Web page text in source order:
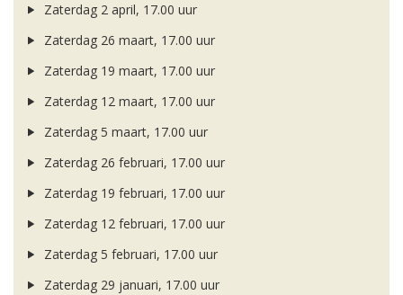
Zaterdag 2 april, 17.00 uur
Zaterdag 26 maart, 17.00 uur
Zaterdag 19 maart, 17.00 uur
Zaterdag 12 maart, 17.00 uur
Zaterdag 5 maart, 17.00 uur
Zaterdag 26 februari, 17.00 uur
Zaterdag 19 februari, 17.00 uur
Zaterdag 12 februari, 17.00 uur
Zaterdag 5 februari, 17.00 uur
Zaterdag 29 januari, 17.00 uur